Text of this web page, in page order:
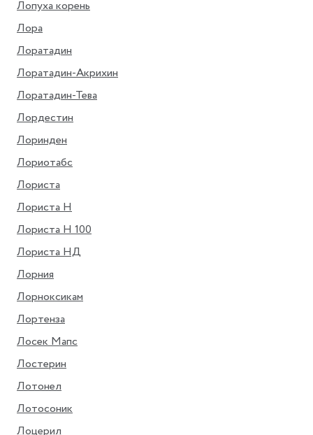
Лопуха корень
Лора
Лоратадин
Лоратадин-Акрихин
Лоратадин-Тева
Лордестин
Лоринден
Лориотабс
Лориста
Лориста Н
Лориста Н 100
Лориста НД
Лорния
Лорноксикам
Лортенза
Лосек Мапс
Лостерин
Лотонел
Лотосоник
Лоцерил